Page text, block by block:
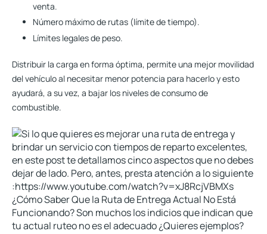
venta.
Número máximo de rutas (límite de tiempo).
Límites legales de peso.
Distribuir la carga en forma óptima, permite una mejor movilidad
del vehículo al necesitar menor potencia para hacerlo y esto
ayudará, a su vez, a bajar los niveles de consumo de
combustible.